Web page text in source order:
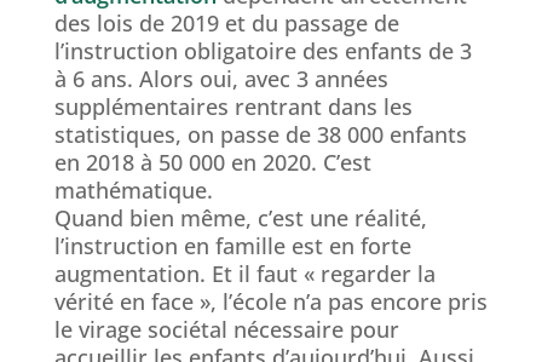
des lois de 2019 et du passage de
l’instruction obligatoire des enfants de 3
à 6 ans. Alors oui, avec 3 années
supplémentaires rentrant dans les
statistiques, on passe de 38 000 enfants
en 2018 à 50 000 en 2020. C’est
mathématique.
Quand bien même, c’est une réalité,
l’instruction en famille est en forte
augmentation. Et il faut « regarder la
vérité en face », l’école n’a pas encore pris
le virage sociétal nécessaire pour